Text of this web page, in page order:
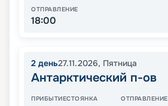
ОТПРАВЛЕНИЕ
18:00
2 день27.11.2026, Пятница
Антарктический п-ов
ПРИБЫТИЕСТОЯНКА ОТПРАВЛЕНИЕ